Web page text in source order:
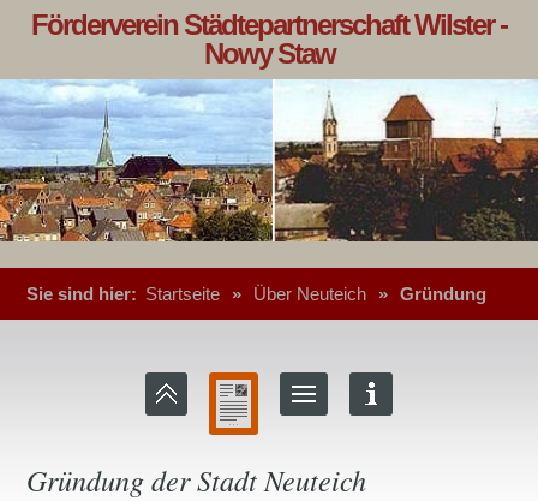
Förderverein Städtepartnerschaft Wilster -
Nowy Staw
Sie sind hier: Startseite » Über Neuteich » Gründung
Gründung der Stadt Neuteich